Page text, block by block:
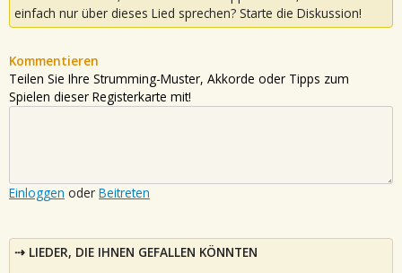
einfach nur über dieses Lied sprechen? Starte die Diskussion!
Kommentieren
Teilen Sie Ihre Strumming-Muster, Akkorde oder Tipps zum
Spielen dieser Registerkarte mit!
Einloggen oder Beitreten
LIEDER, DIE IHNEN GEFALLEN KÖNNTEN